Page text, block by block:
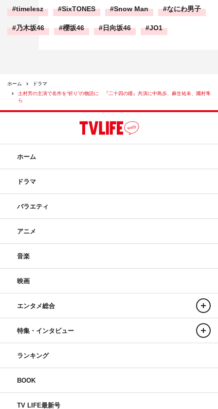
timelesz SixTONES Snow Man なにわ男子
乃木坂46 櫻坂46 日向坂46 JO1
ホーム
ドラマ
土村芳の主演で名作を“祈り”の物語に 『二十四の瞳』共演に中島歩、麻生祐未、國村隼
ら
ホーム
ドラマ
バラエティ
アニメ
音楽
映画
エンタメ総合
特集・インタビュー
ランキング
BOOK
TV LIFE最新号